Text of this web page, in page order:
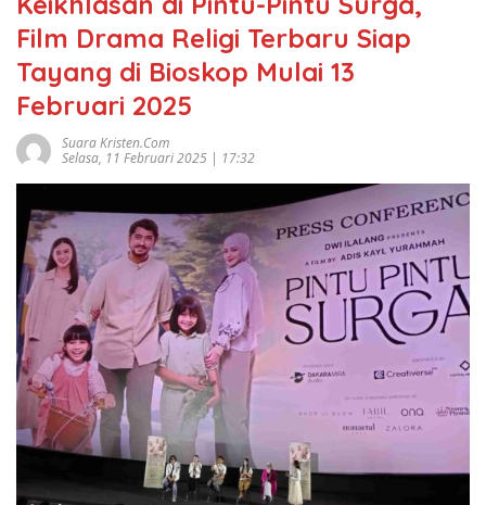
Film Drama Religi Terbaru Siap
Tayang di Bioskop Mulai 13
Februari 2025
Suara Kristen.com
Selasa, 11 Februari 2025 | 17:32